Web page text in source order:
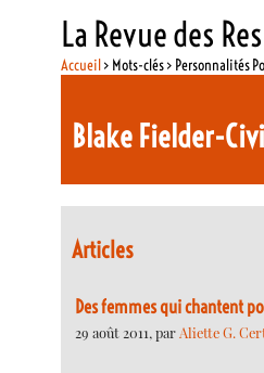
La Revue des
Accueil> Mots-clés > Personnalités
Blake Fielder-
Articles
Des femmes qui chantent
29 août 2011, parAliette G.